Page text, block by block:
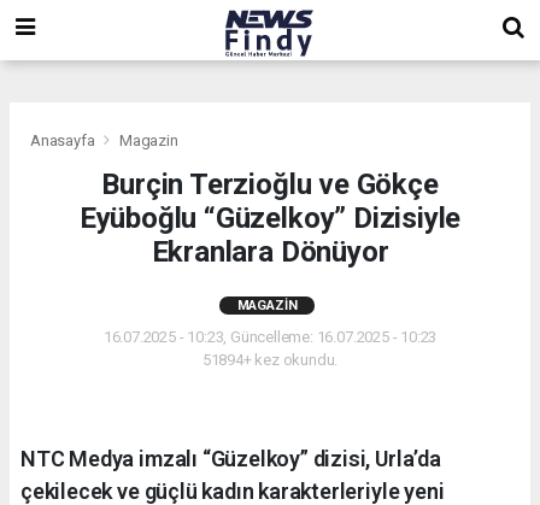
Anasayfa Magazin
Burçin Terzioğlu ve Gökçe
Eyüboğlu “Güzelkoy” Dizisiyle
Ekranlara Dönüyor
MAGAZIN
16.07.2025 - 10:23, Güncelleme: 16.07.2025 - 10:23
51894+ kez okundu.
NTC Medya imzalı “Güzelkoy” dizisi, Urla’da
çekilecek ve güçlü kadın karakterleriyle yeni